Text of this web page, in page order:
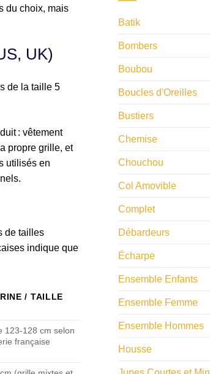
du choix, mais
UK)
: vêtement
propre grille, et
utilisés en
de tailles
indique que
/ TAILLE
123-128 cm selon
française
Batik
Bombers
Boubou
Boucles d'Oreilles
Bustiers
Chemise
Chouchou
Col Amovible
Complet
Débardeurs
Écharpe
Ensemble Enfants
Ensemble Femme
Ensemble Hommes
Housse